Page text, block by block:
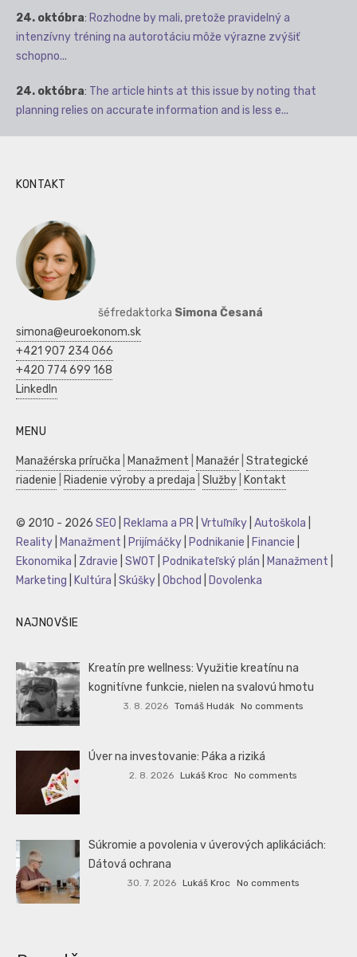
24. októbra: Rozhodne by mali, pretože pravidelný a
intenzívny tréning na autorotáciu môže výrazne zvýšiť
schopno...
24. októbra: The article hints at this issue by noting that
planning relies on accurate information and is less e...
KONTAKT
šéfredaktorka Simona Česaná
simona@euroekonom.sk
+421 907 234 066
+420 774 699 168
LinkedIn
MENU
Manažérska príručka Manažment Manažér Strategické
riadenie
Riadenie výroby a predaja Služby Kontakt
© 2010 - 2026 SEO Reklama a PR Vrtuľníky Autoškola
Reality
Manažment Prijímáčky Podnikanie Financie
Ekonomika
Zdravie SWOT Podnikateľský plán Manažment
Marketing
Kultúra Skúšky Obchod Dovolenka
NAJNOVŠIE
Kreatín pre wellness: Využitie kreatínu na
kognitívne funkcie, nielen na svalovú hmotu
3. 8. 2026 Tomáš Hudák No comments
Úver na investovanie: Páka a riziká
2. 8. 2026 Lukáš Kroc No comments
Súkromie a povolenia v úverových aplikáciách:
Dátová ochrana
30. 7. 2026 Lukáš Kroc No comments